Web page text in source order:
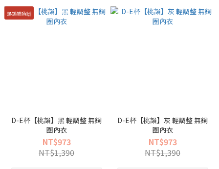
熱銷補貨🙌
D-E杯【桃韻】黑 輕調整 無鋼
圈內衣
NT$973
NT$1,390
D-E杯【桃韻】灰 輕調整 無鋼
圈內衣
NT$973
NT$1,390